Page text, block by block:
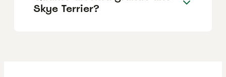
Skye Terrier?